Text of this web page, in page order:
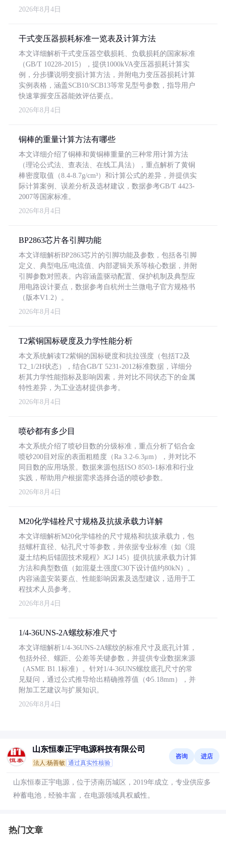
2026年8月4日
干式变压器损耗标准一览表及计算方法
本文详细解析干式变压器空载损耗、负载损耗的国家标准
（GB/T 10228-2015），提供1000kVA变压器损耗计算实
例，分步骤说明变损计算方法，并附电力变压器损耗计算
实例表格，涵盖SCB10/SCB13等常见型号参数，指导用户
快速掌握变压器能效评估要点。
2026年8月4日
铜棒的重量计算方法有哪些
本文详细介绍了铜棒和黄铜棒重量的三种常用计算方法
（理论公式法、查表法、在线工具法），重点解析了黄铜
棒密度取值（8.4-8.7g/cm³）和计算公式的差异，并提供实
际计算案例、误差分析及选材建议，数据参考GB/T 4423-
2007等国家标准。
2026年8月4日
BP2863芯片各引脚功能
本文详细解析BP2863芯片的引脚功能及参数，包括各引脚
定义、典型电压/电流值、内部逻辑关系等核心数据，并附
引脚参数对照表。内容涵盖驱动配置、保护机制及典型应
用电路设计要点，数据参考自杭州士兰微电子官方规格书
（版本V1.2）。
2026年8月4日
T2紫铜国标硬度及力学性能分析
本文系统解读T2紫铜的国标硬度和抗拉强度（包括T2及
T2_1/2H状态），结合GB/T 5231-2012标准数据，详细分
析其力学性能指标及影响因素，并对比不同状态下的金属
特性差异，为工业选材提供参考。
2026年8月4日
喷砂都有多少目
本文系统介绍了喷砂目数的分级标准，重点分析了铝合金
喷砂200目对应的表面粗糙度（Ra 3.2-6.3μm），并对比不
同目数的应用场景。数据来源包括ISO 8503-1标准和行业
实践，帮助用户根据需求选择合适的喷砂参数。
2026年8月4日
M20化学锚栓尺寸规格及抗拔承载力详解
本文详细解析M20化学锚栓的尺寸规格和抗拔承载力，包
括螺杆直径、钻孔尺寸等参数，并依据专业标准（如《混
凝土结构后锚固技术规程》JGJ 145）提供抗拔承载力计算
方法和典型数值（如混凝土强度C30下设计值约80kN）。
内容涵盖安装要点、性能影响因素及选型建议，适用于工
程技术人员参考。
2026年8月4日
1/4-36UNS-2A螺纹标准尺寸
本文详细解析1/4-36UNS-2A螺纹的标准尺寸及底孔计算，
包括外径、螺距、公差等关键参数，并提供专业数据来源
（ASME B1.1标准）。针对1/4-36UNS螺纹底孔尺寸的常
见疑问，通过公式推导给出精确推荐值（Φ5.18mm），并
附加工艺建议与扩展知识。
2026年8月4日
山东恒泰正宇电源科技有限公司
法人:杨善敏 通过真实性核验
咨询 进店
山东恒泰正宇电源，位于济南历城区，2019年成立，专业供应多
种蓄电池，经验丰富，在电源领域具权威性。
热门文章